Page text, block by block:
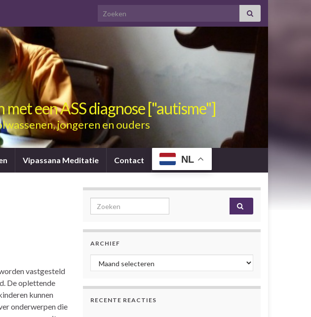
Search for:
een ASS diagnose ["autisme"]
jongeren en ouders
Vipassana Meditatie Contact NL
vastgesteld
De oplettende
kunnen
onderwerpen die
Search for:
ARCHIEF
Archief
RECENTE REACTIES